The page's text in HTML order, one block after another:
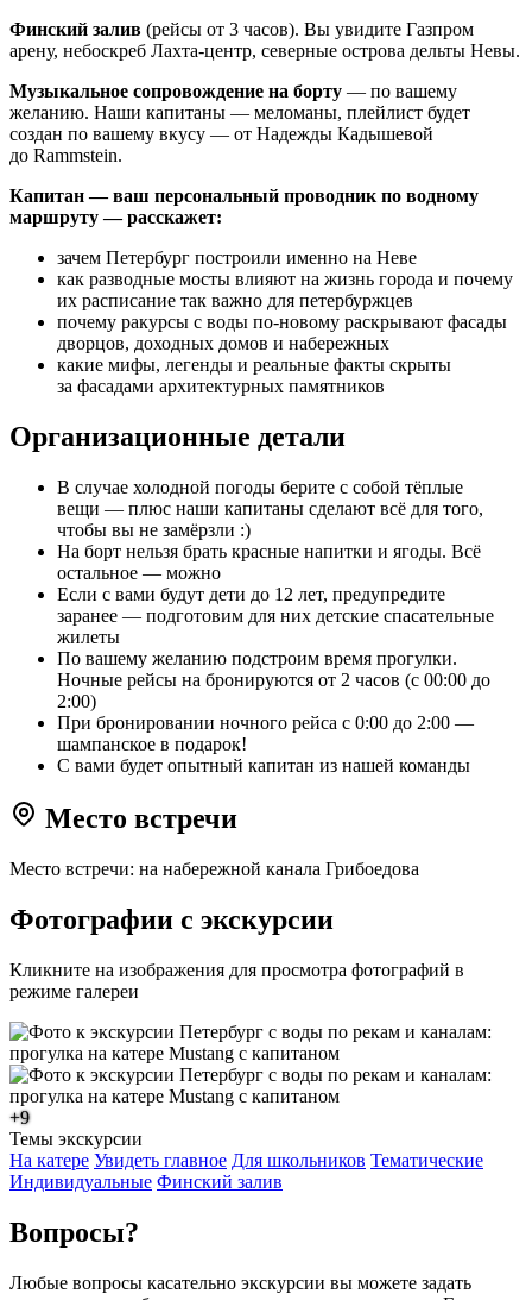
Финский залив (рейсы от 3 часов). Вы увидите Газпром
арену, небоскреб Лахта-центр, северные острова дельты Невы.
Музыкальное сопровождение на борту — по вашему
желанию. Наши капитаны — меломаны, плейлист будет
создан по вашему вкусу — от Надежды Кадышевой
до Rammstein.
Капитан — ваш персональный проводник по водному
маршруту — расскажет:
зачем Петербург построили именно на Неве
как разводные мосты влияют на жизнь города и почему
их расписание так важно для петербуржцев
почему ракурсы с воды по-новому раскрывают фасады
дворцов, доходных домов и набережных
какие мифы, легенды и реальные факты скрыты
за фасадами архитектурных памятников
Организационные детали
В случае холодной погоды берите с собой тёплые
вещи — плюс наши капитаны сделают всё для того,
чтобы вы не замёрзли :)
На борт нельзя брать красные напитки и ягоды. Всё
остальное — можно
Если с вами будут дети до 12 лет, предупредите
заранее — подготовим для них детские спасательные
жилеты
По вашему желанию подстроим время прогулки.
Ночные рейсы на бронируются от 2 часов (с 00:00 до
2:00)
При бронировании ночного рейса с 0:00 до 2:00 —
шампанское в подарок!
С вами будет опытный капитан из нашей команды
Место встречи
Место встречи: на набережной канала Грибоедова
Фотографии с экскурсии
Кликните на изображения для просмотра фотографий в
режиме галереи
+9
Темы экскурсии
На катере Увидеть главное Для школьников Тематические
Индивидуальные Финский залив
Вопросы?
Любые вопросы касательно экскурсии вы можете задать